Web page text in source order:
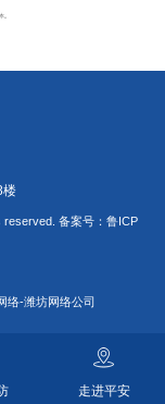
楼
reserved. 备案号：鲁ICP
络-潍坊网络公司
走进平安